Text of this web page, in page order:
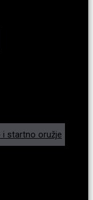
i startno oružje